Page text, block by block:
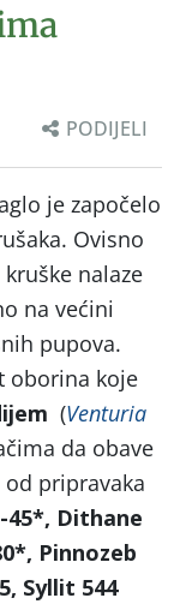
PODIJELI
je započelo
Ovisno
nalaze
na većini
pupova.
oborina koje
(Venturia
da obave
pripravaka
45*, Dithane
*, Pinnozeb
Syllit 544